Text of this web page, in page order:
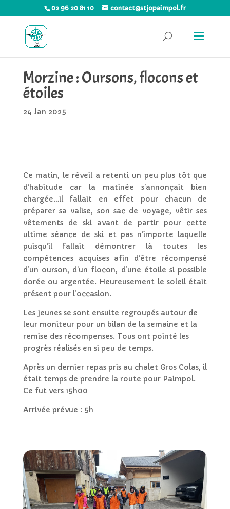
02 96 20 81 10 contact@stjopaimpol.fr
Morzine : Oursons, flocons et
étoiles
24 Jan 2025
Ce matin, le réveil a retenti un peu plus tôt que
d’habitude car la matinée s’annonçait bien
chargée…il fallait en effet pour chacun de
préparer sa valise, son sac de voyage, vêtir ses
vêtements de ski avant de partir pour cette
ultime séance de ski et pas n’importe laquelle
puisqu’il fallait démontrer là toutes les
compétences acquises afin d’être récompensé
d’un ourson, d’un flocon, d’une étoile si possible
dorée ou argentée. Heureusement le soleil était
présent pour l’occasion.
Les jeunes se sont ensuite regroupés autour de
leur moniteur pour un bilan de la semaine et la
remise des récompenses. Tous ont pointé les
progrès réalisés en si peu de temps.
Après un dernier repas pris au chalet Gros Colas, il
était temps de prendre la route pour Paimpol.
Ce fut vers 15h00
Arrivée prévue : 5h